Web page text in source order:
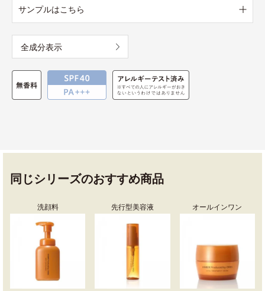
サンプルはこちら
全成分表示
同じシリーズのおすすめ商品
洗顔料 先行型美容液 オールインワン